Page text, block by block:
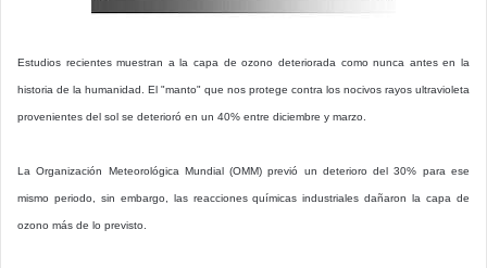
Estudios recientes muestran a la capa de ozono deteriorada como nunca antes en la
historia de la humanidad. El "manto" que nos protege contra los nocivos rayos ultravioleta
provenientes del sol se deterioró en un 40% entre diciembre y marzo.
La Organización Meteorológica Mundial (OMM) previó un deterioro del 30% para ese
mismo periodo, sin embargo, las reacciones químicas industriales dañaron la capa de
ozono más de lo previsto.